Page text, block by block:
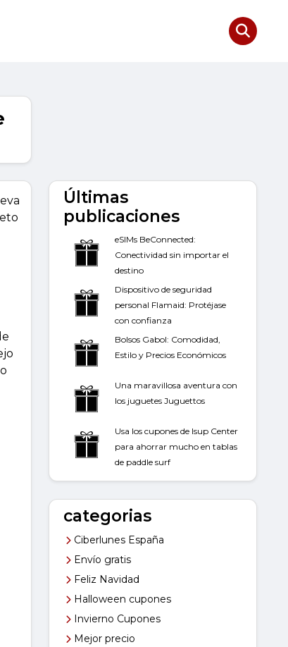
Últimas
publicaciones
eSIMs BeConnected:
Conectividad sin importar el
destino
Dispositivo de seguridad
personal Flamaid: Protéjase
con confianza
Bolsos Gabol: Comodidad,
Estilo y Precios Económicos
Una maravillosa aventura con
los juguetes Juguettos
Usa los cupones de Isup Center
para ahorrar mucho en tablas
de paddle surf
categorias
Ciberlunes España
Envío gratis
Feliz Navidad
Halloween cupones
Invierno Cupones
Mejor precio